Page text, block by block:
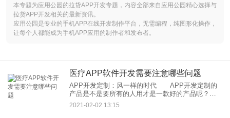
本专题为应用公园的拉货APP开发专题，内容全部来自应用公园精心选择与
拉货APP开发相关的最新资讯。
应用公园是专业的手机APP在线开发制作平台，无需编程，纯图形化操作，
让每个人都能成为手机APP应用的制作者和发布者。
医疗APP软件开发需要注意哪些问题
APP开发定制：风一样的时代 APP开发定制的
产品是不是要所有的人用才是一款好的产品呢？陌
陌。在一次大学生调查中就已经显示了，因此并不
是说APP开发定制公司的产品要所有人都在用才是
2021-02-02 13:15